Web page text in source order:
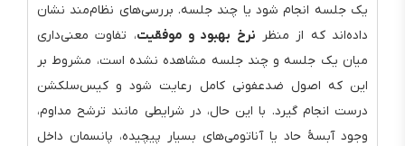
یک جلسه انجام شود یا چند جلسه. بررسی‌های نظام‌مند نشان
داده‌اند که از منظر نرخ بهبود و موفقیت، تفاوت معنی‌داری
میان یک جلسه و چند جلسه مشاهده نشده است، مشروط بر
این که اصول ضدعفونی کامل رعایت شود و کیس‌سلکشن
درست انجام گیرد. با این حال، در شرایطی مانند ترشح مداوم،
وجود آبسهٔ حاد یا آناتومی‌های بسیار پیچیده، پانسمان داخل